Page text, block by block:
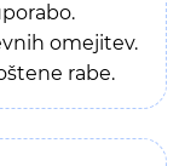
omejitev.
rabe.